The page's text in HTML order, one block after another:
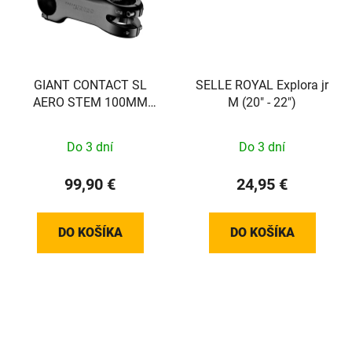
GIANT CONTACT SL
AERO STEM 100MM
Do 3 dní
99,90 €
DO KOŠÍKA
SELLE ROYAL Explora jr
M (20" - 22")
Do 3 dní
24,95 €
DO KOŠÍKA